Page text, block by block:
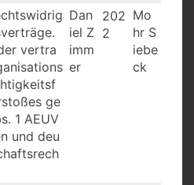
vertra
ge
1 AEUV
und deu
Dan
iel Z
imm
er
202
2
Mo
hr S
iebe
ck